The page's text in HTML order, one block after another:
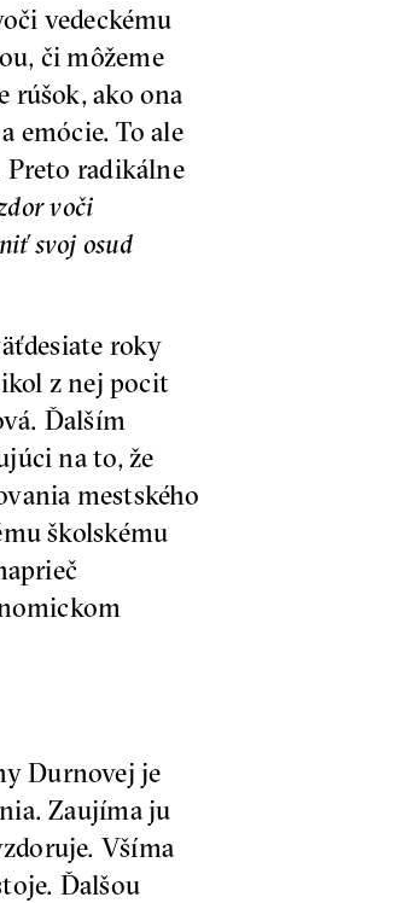
vedeckému
či môžeme
rúšok, ako ona
emócie. To ale
radikálne
voči
svoj osud
roky
z nej pocit
Ďalším
na to, že
mestského
školskému
Durnovej je
Zaujíma ju
Všíma
Ďalšou